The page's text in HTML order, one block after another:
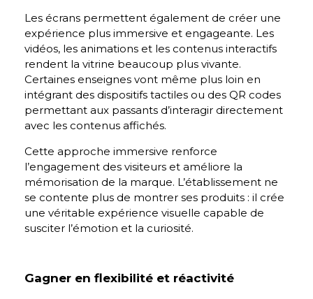
Les écrans permettent également de créer une
expérience plus immersive et engageante. Les
vidéos, les animations et les contenus interactifs
rendent la vitrine beaucoup plus vivante.
Certaines enseignes vont même plus loin en
intégrant des dispositifs tactiles ou des QR codes
permettant aux passants d’interagir directement
avec les contenus affichés.
Cette approche immersive renforce
l’engagement des visiteurs et améliore la
mémorisation de la marque. L’établissement ne
se contente plus de montrer ses produits : il crée
une véritable expérience visuelle capable de
susciter l’émotion et la curiosité.
Gagner en flexibilité et réactivité